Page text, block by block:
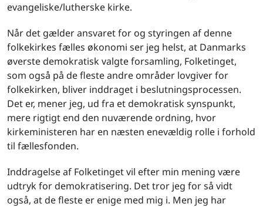
evangeliske/lutherske kirke.
Når det gælder ansvaret for og styringen af denne
folkekirkes fælles økonomi ser jeg helst, at Danmarks
øverste demokratisk valgte forsamling, Folketinget,
som også på de fleste andre områder lovgiver for
folkekirken, bliver inddraget i beslutningsprocessen.
Det er, mener jeg, ud fra et demokratisk synspunkt,
mere rigtigt end den nuværende ordning, hvor
kirkeministeren har en næsten enevældig rolle i forhold
til fællesfonden.
Inddragelse af Folketinget vil efter min mening være
udtryk for demokratisering. Det tror jeg for så vidt
også, at de fleste er enige med mig i. Men jeg har